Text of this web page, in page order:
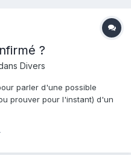
?
Divers
parler d'une possible
prouver pour l'instant) d'un
les halo doive être
une excepti...